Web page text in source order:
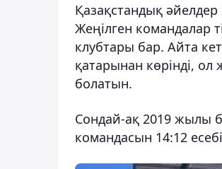
Қазақстандық
Жеңілген командалар
клубтары бар. Айта
қатарынан көрінді,
болатын.
Сондай-ақ 2019 жылы
командасын 14:12